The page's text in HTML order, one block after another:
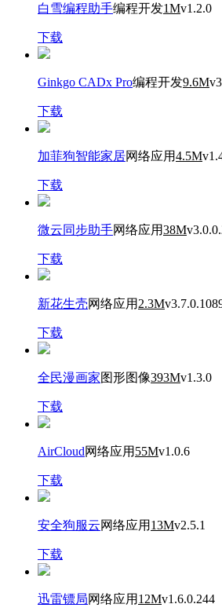
白雪编程助手编程开发1Mv1.2.0
下载
Ginkgo CADx Pro编程开发9.6M
下载
加菲狗智能家居网络应用4.5M
下载
微云同步助手网络应用38M
下载
新花生壳网络应用 2.3M
下载
全民漫画家图形图像393Mv1.3.0
下载
AirCloud网络应用 55Mv1.0.6
下载
安全狗服云网络应用 13Mv2.5.1
下载
迅雷镖局网络应用 12Mv1.6.0.244